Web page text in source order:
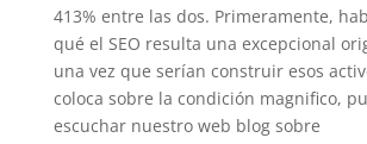
413% entre las dos. Primeramente,
qué el SEO resulta una excepcional
una vez que serían construir esos
coloca sobre la condición magnifico,
escuchar nuestro web blog sobre